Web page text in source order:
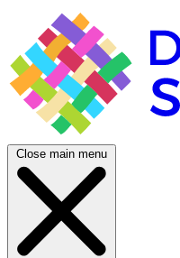
Close main menu